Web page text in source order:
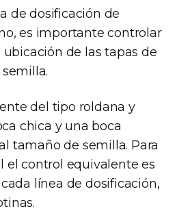
de dosificación de
es importante controlar
de las tapas de
del tipo roldana y
chica y una boca
tamaño de semilla. Para
el control equivalente es
línea de dosificación,